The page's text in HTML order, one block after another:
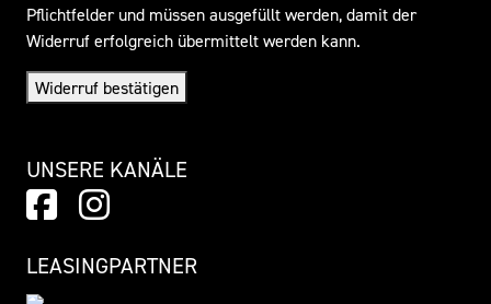
Pflichtfelder und müssen ausgefüllt werden, damit der
Widerruf erfolgreich übermittelt werden kann.
Widerruf bestätigen
UNSERE KANÄLE
LEASINGPARTNER